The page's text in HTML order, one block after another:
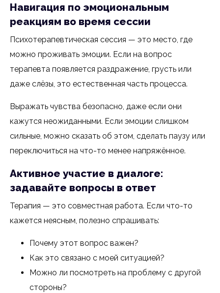
Навигация по эмоциональным
реакциям во время сессии
Психотерапевтическая сессия — это место, где
можно проживать эмоции. Если на вопрос
терапевта появляется раздражение, грусть или
даже слёзы, это естественная часть процесса.
Выражать чувства безопасно, даже если они
кажутся неожиданными. Если эмоции слишком
сильные, можно сказать об этом, сделать паузу или
переключиться на что-то менее напряжённое.
Активное участие в диалоге:
задавайте вопросы в ответ
Терапия — это совместная работа. Если что-то
кажется неясным, полезно спрашивать:
Почему этот вопрос важен?
Как это связано с моей ситуацией?
Можно ли посмотреть на проблему с другой
стороны?